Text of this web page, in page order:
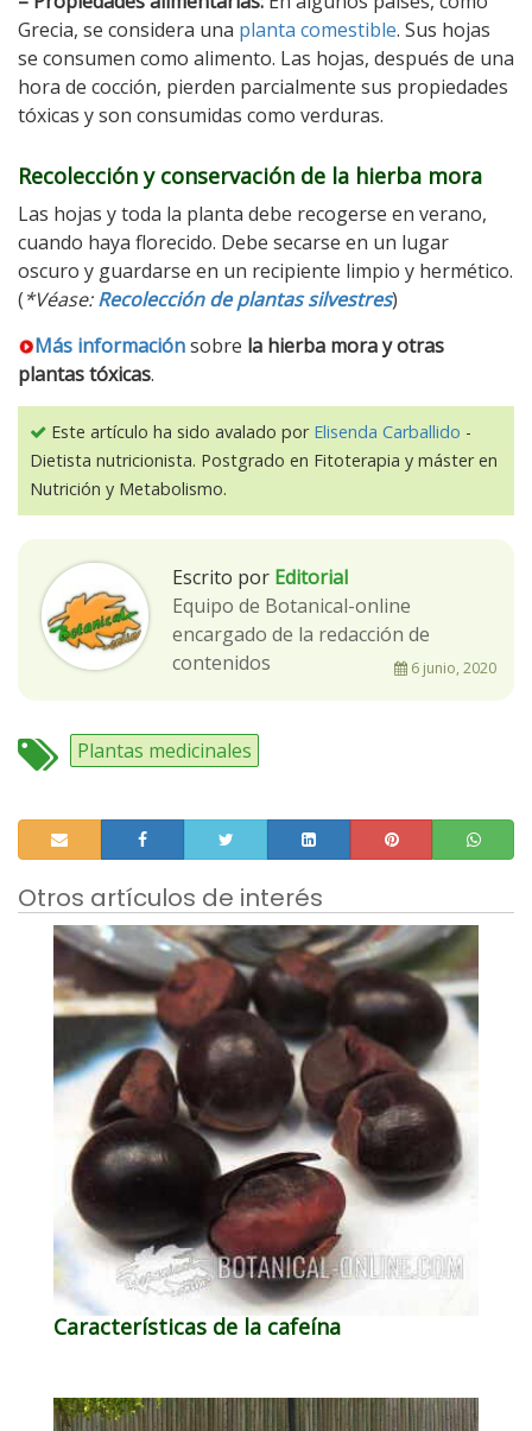
Grecia, se considera una planta comestible. Sus hojas
se consumen como alimento. Las hojas, después de una
hora de cocción, pierden parcialmente sus propiedades
tóxicas y son consumidas como verduras.
Recolección y conservación de la hierba mora
Las hojas y toda la planta debe recogerse en verano,
cuando haya florecido. Debe secarse en un lugar
oscuro y guardarse en un recipiente limpio y hermético.
(*Véase:Recolección de plantas silvestres)
Más informaciónsobre la hierba mora y otras
plantas tóxicas.
Este artículo ha sido avalado por Elisenda Carballido -
Dietista nutricionista. Postgrado en Fitoterapia y máster en
Nutrición y Metabolismo.
Escrito por Editorial
Equipo de Botanical-online
encargado de la redacción de
contenidos
6 junio, 2020
Plantas medicinales
Otros artículos de interés
Características de la cafeína